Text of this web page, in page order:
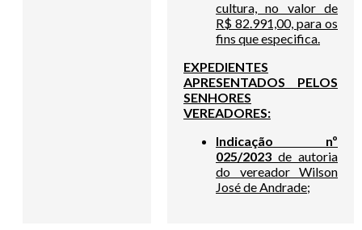
cultura, no valor de
R$ 82.991,00, para os
fins que especifica.
EXPEDIENTES
APRESENTADOS PELOS
SENHORES
VEREADORES:
Indicação nº
025/2023 de autoria
do vereador Wilson
José de Andrade;